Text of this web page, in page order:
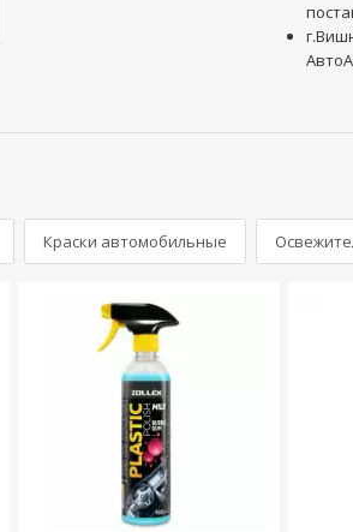
Краски автомобильные